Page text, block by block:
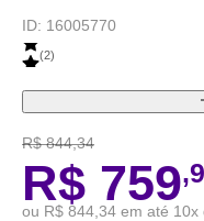
ID: 16005770
(2)
R$ 844,34
R$ 759
ou R$ 844,34 em até 10x